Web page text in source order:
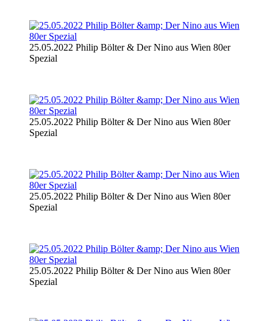
25.05.2022 Philip Bölter & Der Nino aus Wien 80er
Spezial
25.05.2022 Philip Bölter & Der Nino aus Wien 80er
Spezial
25.05.2022 Philip Bölter & Der Nino aus Wien 80er
Spezial
25.05.2022 Philip Bölter & Der Nino aus Wien 80er
Spezial